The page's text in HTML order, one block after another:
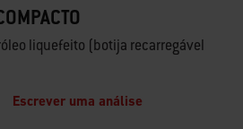
liquefeito (botija recarregável
Escrever uma análise